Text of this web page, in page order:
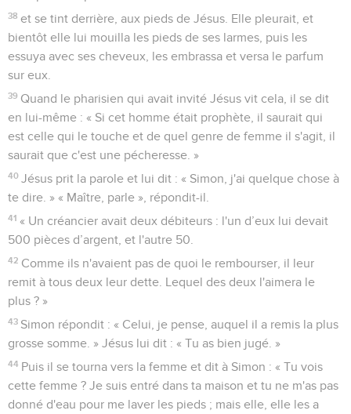
38 et se tint derrière, aux pieds de Jésus. Elle pleurait, et
bientôt elle lui mouilla les pieds de ses larmes, puis les
essuya avec ses cheveux, les embrassa et versa le parfum
sur eux.
39 Quand le pharisien qui avait invité Jésus vit cela, il se dit
en lui-même : « Si cet homme était prophète, il saurait qui
est celle qui le touche et de quel genre de femme il s'agit, il
saurait que c'est une pécheresse. »
40 Jésus prit la parole et lui dit : « Simon, j'ai quelque chose à
te dire. » « Maître, parle », répondit-il.
41 « Un créancier avait deux débiteurs : l'un d’eux lui devait
500 pièces d’argent, et l'autre 50.
42 Comme ils n'avaient pas de quoi le rembourser, il leur
remit à tous deux leur dette. Lequel des deux l'aimera le
plus ? »
43 Simon répondit : « Celui, je pense, auquel il a remis la plus
grosse somme. » Jésus lui dit : « Tu as bien jugé. »
44 Puis il se tourna vers la femme et dit à Simon : « Tu vois
cette femme ? Je suis entré dans ta maison et tu ne m'as pas
donné d'eau pour me laver les pieds ; mais elle, elle les a